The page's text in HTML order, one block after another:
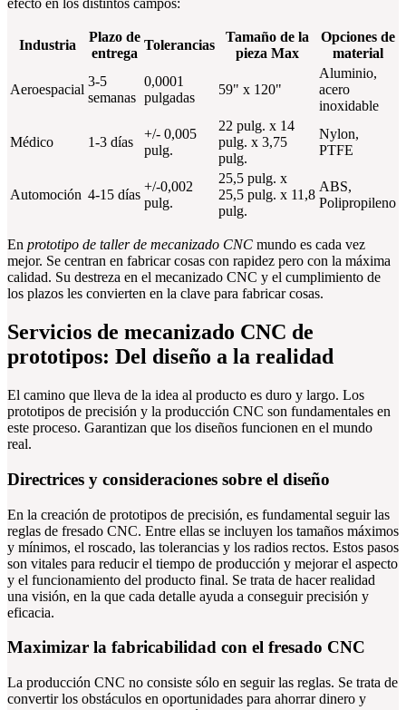
efecto en los distintos campos:
Industria
Plazo de
entrega
Tolerancias
Tamaño de la
pieza Max
Opciones de
material
Aeroespacial
3-5
semanas
0,0001
pulgadas
59" x 120"
Aluminio,
acero
inoxidable
Médico 1-3 días
+/- 0,005
pulg.
22 pulg. x 14
pulg. x 3,75
pulg.
Nylon,
PTFE
Automoción 4-15 días
+/-0,002
pulg.
25,5 pulg. x
25,5 pulg. x 11,8
pulg.
ABS,
Polipropileno
En prototipo de taller de mecanizado CNC mundo es cada vez
mejor. Se centran en fabricar cosas con rapidez pero con la máxima
calidad. Su destreza en el mecanizado CNC y el cumplimiento de
los plazos les convierten en la clave para fabricar cosas.
Servicios de mecanizado CNC de
prototipos: Del diseño a la realidad
El camino que lleva de la idea al producto es duro y largo. Los
prototipos de precisión y la producción CNC son fundamentales en
este proceso. Garantizan que los diseños funcionen en el mundo
real.
Directrices y consideraciones sobre el diseño
En la creación de prototipos de precisión, es fundamental seguir las
reglas de fresado CNC. Entre ellas se incluyen los tamaños máximos
y mínimos, el roscado, las tolerancias y los radios rectos. Estos pasos
son vitales para reducir el tiempo de producción y mejorar el aspecto
y el funcionamiento del producto final. Se trata de hacer realidad
una visión, en la que cada detalle ayuda a conseguir precisión y
eficacia.
Maximizar la fabricabilidad con el fresado CNC
La producción CNC no consiste sólo en seguir las reglas. Se trata de
convertir los obstáculos en oportunidades para ahorrar dinero y